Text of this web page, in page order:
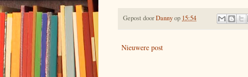
Gepost doorDannyop 15:54
Nieuwere post